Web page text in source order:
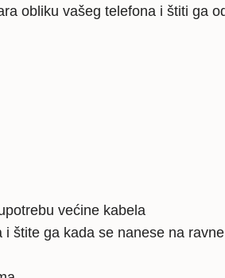
količina
obliku vašeg telefona i štiti ga
većine kabela
štite ga kada se nanese na